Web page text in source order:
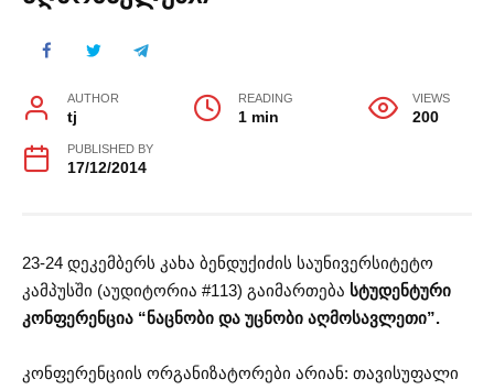
AUTHOR
tj
READING
1 min
VIEWS
200
PUBLISHED BY
17/12/2014
23-24 დეკემბერს კახა ბენდუქიძის საუნივერსიტეტო
კამპუსში (აუდიტორია #113) გაიმართება სტუდენტური
კონფერენცია “ნაცნობი და უცნობი აღმოსავლეთი”.
კონფერენციის ორგანიზატორები არიან: თავისუფალი